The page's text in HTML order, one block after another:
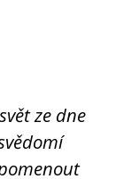
ze dne